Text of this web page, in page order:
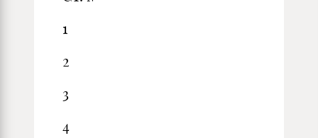
1
2
3
4